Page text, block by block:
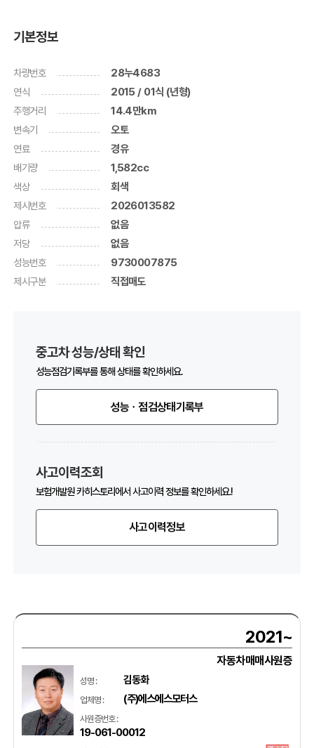
기본정보
차량번호 28누4683
연식 2015 / 01식 (년형)
주행거리 14.4만km
변속기 오토
연료 경유
배기량 1,582cc
색상 회색
제시번호 2026013582
압류 없음
저당 없음
성능번호 9730007875
제시구분 직접매도
중고차 성능/상태 확인
성능점검기록부를 통해 상태를 확인하세요.
성능ㆍ점검상태기록부
사고이력조회
보험개발원 카히스토리에서 사고이력 정보를 확인하세요.!
사고이력정보
2021~
자동차매매사원증
성명 : 김동화
업체명 : (주)에스에스모터스
사원증번호 :
19-061-00012